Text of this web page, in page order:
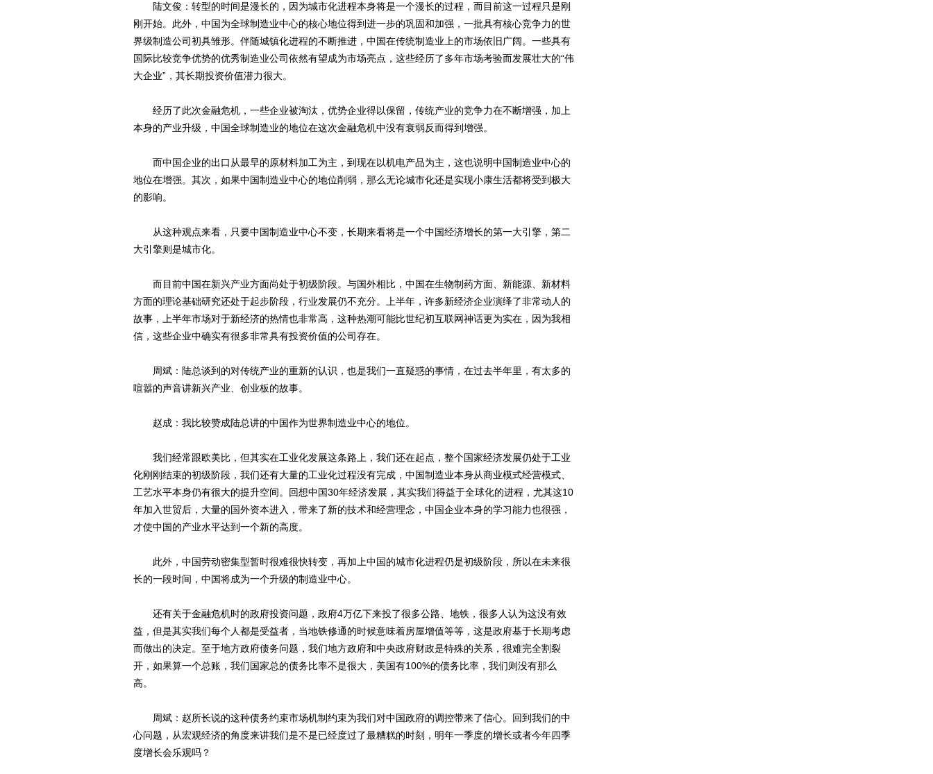
陆文俊：转型的时间是漫长的，因为城市化进程本身将是一个漫长的过程，而目前这一过程只是刚
刚开始。此外，中国为全球制造业中心的核心地位得到进一步的巩固和加强，一批具有核心竞争力的世
界级制造公司初具雏形。伴随城镇化进程的不断推进，中国在传统制造业上的市场依旧广阔。一些具有
国际比较竞争优势的优秀制造业公司依然有望成为市场亮点，这些经历了多年市场考验而发展壮大的“伟
大企业”，其长期投资价值潜力很大。
经历了此次金融危机，一些企业被淘汰，优势企业得以保留，传统产业的竞争力在不断增强，加上
本身的产业升级，中国全球制造业的地位在这次金融危机中没有衰弱反而得到增强。
而中国企业的出口从最早的原材料加工为主，到现在以机电产品为主，这也说明中国制造业中心的
地位在增强。其次，如果中国制造业中心的地位削弱，那么无论城市化还是实现小康生活都将受到极大
的影响。
从这种观点来看，只要中国制造业中心不变，长期来看将是一个中国经济增长的第一大引擎，第二
大引擎则是城市化。
而目前中国在新兴产业方面尚处于初级阶段。与国外相比，中国在生物制药方面、新能源、新材料
方面的理论基础研究还处于起步阶段，行业发展仍不充分。上半年，许多新经济企业演绎了非常动人的
故事，上半年市场对于新经济的热情也非常高，这种热潮可能比世纪初互联网神话更为实在，因为我相
信，这些企业中确实有很多非常具有投资价值的公司存在。
周斌：陆总谈到的对传统产业的重新的认识，也是我们一直疑惑的事情，在过去半年里，有太多的
喧嚣的声音讲新兴产业、创业板的故事。
赵成：我比较赞成陆总讲的中国作为世界制造业中心的地位。
我们经常跟欧美比，但其实在工业化发展这条路上，我们还在起点，整个国家经济发展仍处于工业
化刚刚结束的初级阶段，我们还有大量的工业化过程没有完成，中国制造业本身从商业模式经营模式、
工艺水平本身仍有很大的提升空间。回想中国30年经济发展，其实我们得益于全球化的进程，尤其这10
年加入世贸后，大量的国外资本进入，带来了新的技术和经营理念，中国企业本身的学习能力也很强，
才使中国的产业水平达到一个新的高度。
此外，中国劳动密集型暂时很难很快转变，再加上中国的城市化进程仍是初级阶段，所以在未来很
长的一段时间，中国将成为一个升级的制造业中心。
还有关于金融危机时的政府投资问题，政府4万亿下来投了很多公路、地铁，很多人认为这没有效
益，但是其实我们每个人都是受益者，当地铁修通的时候意味着房屋增值等等，这是政府基于长期考虑
而做出的决定。至于地方政府债务问题，我们地方政府和中央政府财政是特殊的关系，很难完全割裂
开，如果算一个总账，我们国家总的债务比率不是很大，美国有100%的债务比率，我们则没有那么
高。
周斌：赵所长说的这种债务约束市场机制约束为我们对中国政府的调控带来了信心。回到我们的中
心问题，从宏观经济的角度来讲我们是不是已经度过了最糟糕的时刻，明年一季度的增长或者今年四季
度增长会乐观吗？